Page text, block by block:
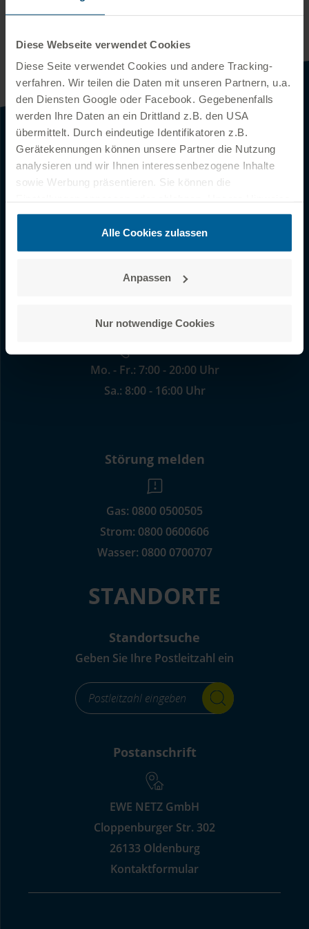
Diese Webseite verwendet Cookies
Diese Seite verwendet Cookies und andere Tracking­
verfahren. Wir teilen die Daten mit unseren Partnern, u.a.
den Diensten Google oder Facebook. Gegebenenfalls
werden Ihre Daten an ein Drittland z.B. den USA
übermittelt. Durch eindeutige Identifikatoren z.B.
Gerätekennungen können unsere Partner die Nutzung
analysieren und wir Ihnen interessenbezogene Inhalte
sowie Werbung präsentieren. Sie können die
zum Datenschutz finden Sie auf derDatenschutzseite.
Zusätzlich können Sie unter folgendem Link das
Impressum aufrufen:zum Impressum
Alle Cookies zulassen
Anpassen
Nur notwendige Cookies
KONTAKT
Zählerstand mitteilen
Mo. - Fr.: 7:00 - 20:00 Uhr
Sa.: 8:00 - 16:00 Uhr
Störung melden
Gas: 0800 0500505
Strom: 0800 0600606
Wasser: 0800 0700707
STANDORTE
Standortsuche
Geben Sie Ihre Postleitzahl ein
footer_standortsuche_Label-
for-
Postanschrift
EWE NETZ GmbH
Cloppenburger Str. 302
26133 Oldenburg
Kontaktformular
nach oben